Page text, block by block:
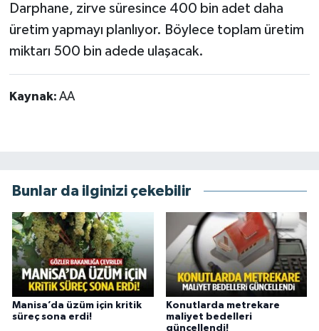
Darphane, zirve süresince 400 bin adet daha
üretim yapmayı planlıyor. Böylece toplam üretim
miktarı 500 bin adede ulaşacak.
Kaynak: AA
Bunlar da ilginizi çekebilir
Manisa’da üzüm için kritik
süreç sona erdi!
Konutlarda metrekare
maliyet bedelleri
güncellendi!